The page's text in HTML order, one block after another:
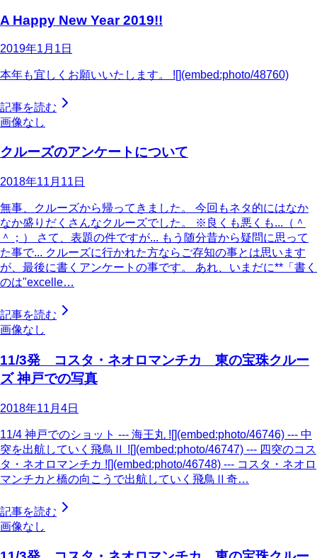
A Happy New Year 2019!!
2019年1月1日
本年も宜しくお願いいたします。 ![](embed:photo/48760)
記事を読む
画像なし
クルーズのアンケートについて
2018年11月11日
無事、クルーズから帰ってきました。 今回もネタ的にはなか
なか盛りだくさんなクルーズでした。 ※良くも悪くも...（＾
＾；） さて、表題の件ですが... もう随分昔から疑問に思って
た事で... クルーズに行かれた方ならご存知の事とは思います
が、最後に書くアンケートの事です。 あれ、いまだに**「書く
のは"excelle…
記事を読む
画像なし
11/3発 コスタ・ネオロマンチカ 東の宝珠クルー
ズ 神戸での写真
2018年11月4日
11/4 神戸でのショット --- 海王丸 ![](embed:photo/46746) --- 中
突を出航していく飛鳥Ⅱ ![](embed:photo/46747) --- 四突のコス
タ・ネオロマンチカ ![](embed:photo/46748) --- コスタ・ネオロ
マンチカと橋の向こうで出航していく飛鳥Ⅱ奇…
記事を読む
画像なし